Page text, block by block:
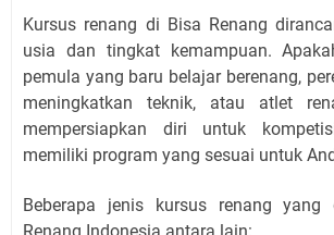
Kursus renang di Bisa Renang
usia dan tingkat kemampuan.
pemula yang baru belajar berenang,
meningkatkan teknik, atau atlet
mempersiapkan diri untuk
memiliki program yang sesuai untuk
Beberapa jenis kursus renang yang
Renang Indonesia antara lain: